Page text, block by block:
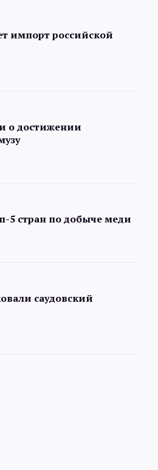
импорт российской
о достижении
5 стран по добыче меди
саудовский